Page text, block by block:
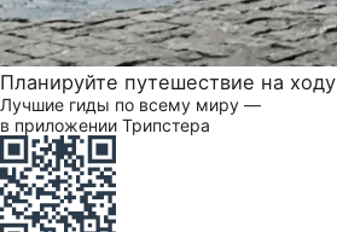
Планируйте путешествие на ходу
Лучшие гиды по всему миру —
в приложении Трипстера